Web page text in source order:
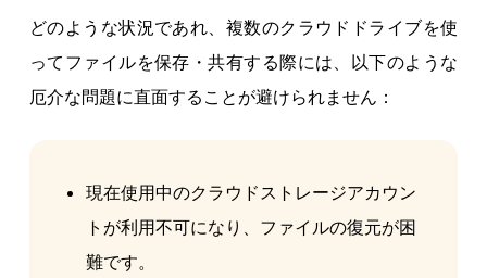
どのような状況であれ、複数のクラウドドライブを使
ってファイルを保存・共有する際には、以下のような
厄介な問題に直面することが避けられません：
現在使用中のクラウドストレージアカウン
トが利用不可になり、ファイルの復元が困
難です。